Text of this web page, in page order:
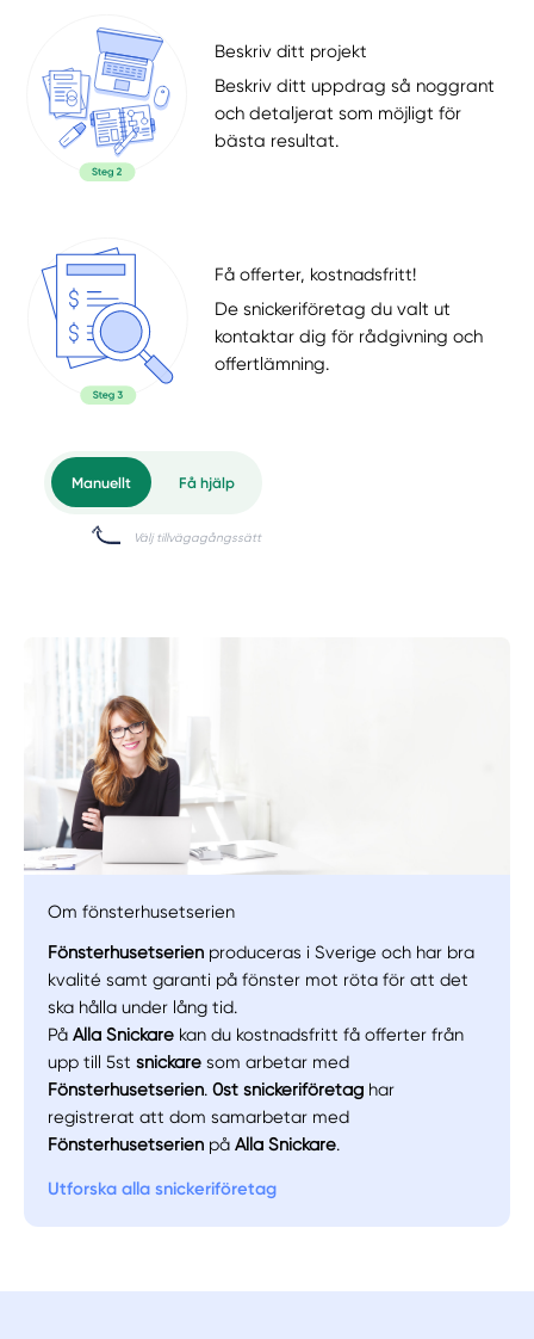
Beskriv ditt projekt
Beskriv ditt uppdrag så noggrant
och detaljerat som möjligt för
bästa resultat.
Få offerter, kostnadsfritt!
De snickeriföretag du valt ut
kontaktar dig för rådgivning och
offertlämning.
Manuellt Få hjälp
Välj tillvägagångssätt
Om fönsterhusetserien
Fönsterhusetserien produceras i Sverige och har bra
kvalité samt garanti på fönster mot röta för att det
ska hålla under lång tid.
PåAlla Snickare kan du kostnadsfritt få offerter från
upp till 5stsnickare som arbetar med
Fönsterhusetserien.0st snickeriföretag har
registrerat att dom samarbetar med
Fönsterhusetserien påAlla Snickare.
Utforska alla snickeriföretag